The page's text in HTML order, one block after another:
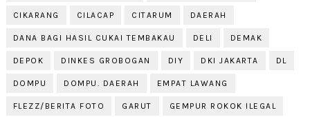
CIKARANG CILACAP CITARUM DAERAH
DANA BAGI HASIL CUKAI TEMBAKAU DELI DEMAK
DEPOK DINKES GROBOGAN DIY DKI JAKARTA DL
DOMPU DOMPU. DAERAH EMPAT LAWANG
FLEZZ/BERITA FOTO GARUT GEMPUR ROKOK ILEGAL